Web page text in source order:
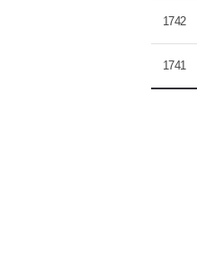
1742
1741